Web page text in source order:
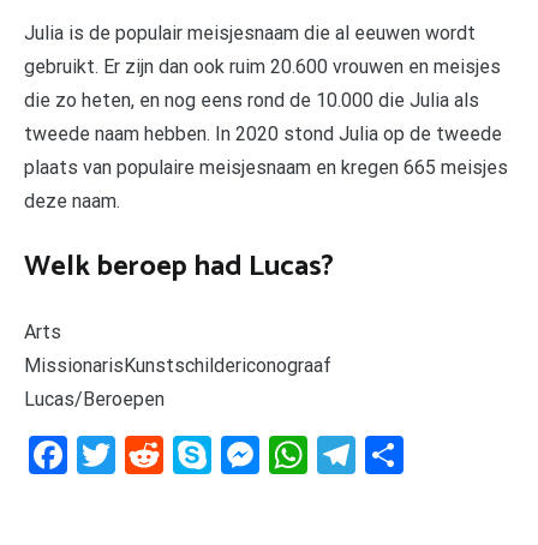
Julia is de populair meisjesnaam die al eeuwen wordt
gebruikt. Er zijn dan ook ruim 20.600 vrouwen en meisjes
die zo heten, en nog eens rond de 10.000 die Julia als
tweede naam hebben. In 2020 stond Julia op de tweede
plaats van populaire meisjesnaam en kregen 665 meisjes
deze naam.
Welk beroep had Lucas?
Arts
MissionarisKunstschildericonograaf
Lucas/Beroepen
Facebook
Twitter
RedditSkypeMessenger
WhatsApp
Telegram